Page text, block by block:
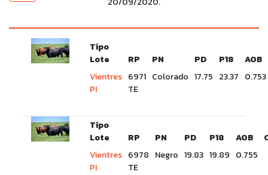
Tipo
Lote
RP PN PD P18
AOB
Vientres
PI
6971
TE
Colorado 17.75 23.37 0.753
Tipo
Lote
RP PN PD P18 AOB
Vientres
PI
6978
TE
Negro 19.83 19.89 0.755